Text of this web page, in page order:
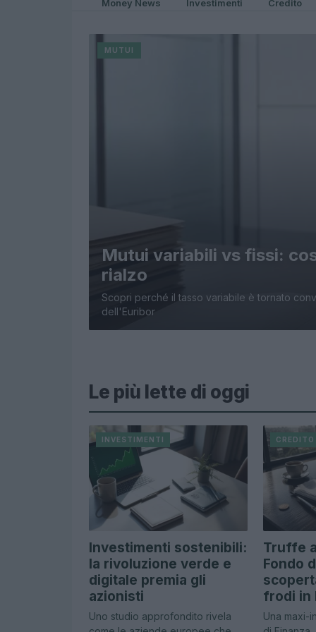
Money News Investimenti Credito
MUTUI
Mutui variabili vs fissi:
rialzo
Scopri perché il tasso variabile è tornato
dell'Euribor
Le più lette di oggi
INVESTIMENTI
Investimenti sostenibili:
la rivoluzione verde e
digitale premia gli
azionisti
Uno studio approfondito rivela
CREDITO
Truffe
Fondo
frodi in
Una maxi-